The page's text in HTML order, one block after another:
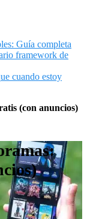
Guía completa
framework de
cuando estoy
(con anuncios)